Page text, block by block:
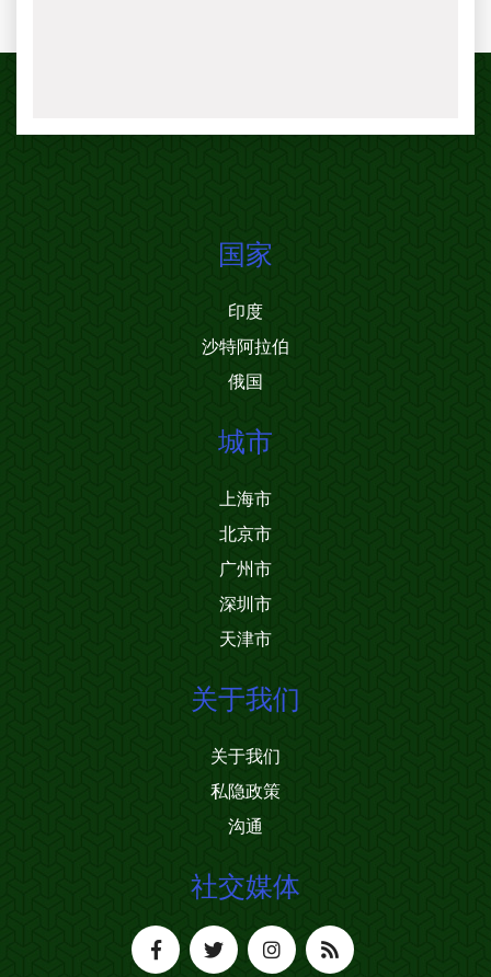
国家
印度
沙特阿拉伯
俄国
城市
上海市
北京市
广州市
深圳市
天津市
关于我们
关于我们
私隐政策
沟通
社交媒体